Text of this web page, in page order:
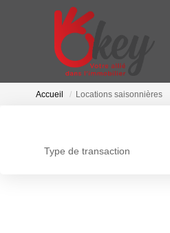
Accueil Locations saisonnières
Type de transaction